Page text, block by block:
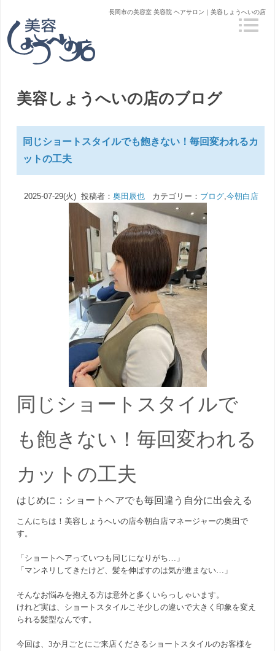
長岡市の美容室 美容院 ヘアサロン｜美容しょうへいの店
美容しょうへいの店のブログ
同じショートスタイルでも飽きない！毎回変われるカ
ットの工夫
2025-07-29(火) 投稿者： 奥田辰也カテゴリー： ブログ,今朝白店
同じショートスタイルで
も飽きない！毎回変われる
カットの工夫
はじめに：ショートヘアでも毎回違う自分に出会える
こんにちは！美容しょうへいの店今朝白店マネージャーの奥田で
す。
「ショートヘアっていつも同じになりがち…」
「マンネリしてきたけど、髪を伸ばすのは気が進まない…」
そんなお悩みを抱える方は意外と多くいらっしゃいます。
けれど実は、ショートスタイルこそ少しの違いで大きく印象を変え
られる髪型なんです。
今回は、3か月ごとにご来店くださるショートスタイルのお客様を